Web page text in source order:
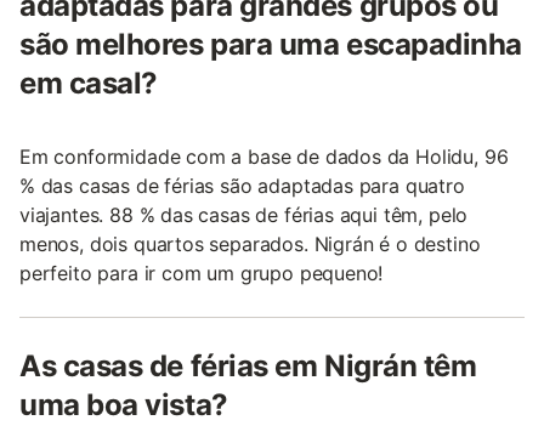
são melhores para uma escapadinha
em casal?
Em conformidade com a base de dados da Holidu, 96
% das casas de férias são adaptadas para quatro
viajantes. 88 % das casas de férias aqui têm, pelo
menos, dois quartos separados. Nigrán é o destino
perfeito para ir com um grupo pequeno!
As casas de férias em Nigrán têm
uma boa vista?